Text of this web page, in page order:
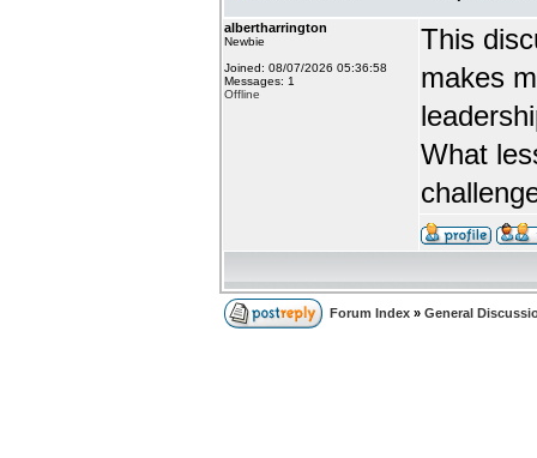
albertharrington
Newbie
Joined: 08/07/2026 05:36:58
Messages: 1
Offline
This
makes
What
Forum Index » General